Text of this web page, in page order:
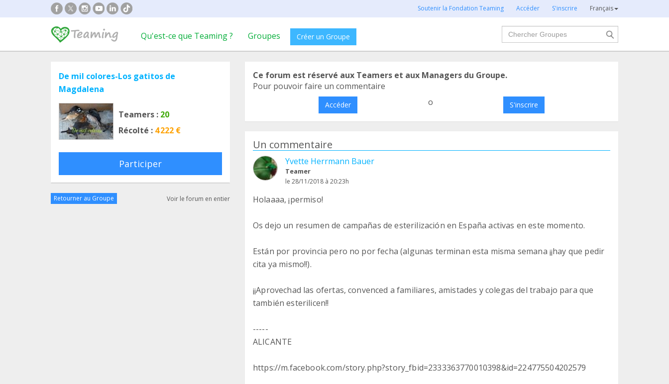
Soutenir la Fondation Teaming Accéder S'inscrire Français
Qu'est-ce que Teaming ? Groupes Créer un Groupe
Chercher
De mil colores-Los gatitos de
Magdalena
Teamers : 20
Récolté : 4 222 €
Participer
Retourner au Groupe Voir le forum en entier
Ce forum est réservé aux Teamers et aux Managers du Groupe.
Pour pouvoir faire un commentaire
Accéder o S'inscrire
Un commentaire
Yvette Herrmann Bauer
Teamer
le 28/11/2018 à 20:23h
Holaaaa, ¡permiso!
Os dejo un resumen de campañas de esterilización en España activas en este momento.
Están por provincia pero no por fecha (algunas terminan esta misma semana ¡¡hay que pedir
cita ya mismo!!).
¡¡Aprovechad las ofertas, convenced a familiares, amistades y colegas del trabajo para que
también esterilicen!!
-----
ALICANTE
https://m.facebook.com/story.php?story_fbid=2333363770010398&id=224775504202579